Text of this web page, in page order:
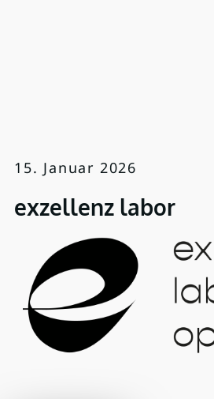
15. Januar 2026
exzellenz labor